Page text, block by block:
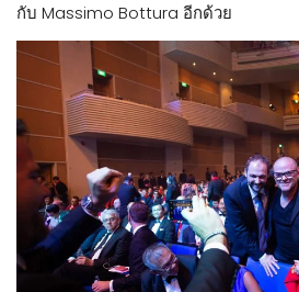
กับ Massimo Bottura อีกด้วย